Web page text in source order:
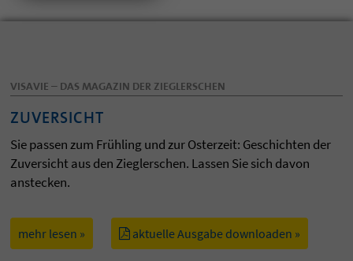
VISAVIE – DAS MAGAZIN DER ZIEGLERSCHEN
ZUVERSICHT
Sie passen zum Frühling und zur Osterzeit: Geschichten der
Zuversicht aus den Zieglerschen. Lassen Sie sich davon
anstecken.
mehr lesen » aktuelle Ausgabe downloaden »